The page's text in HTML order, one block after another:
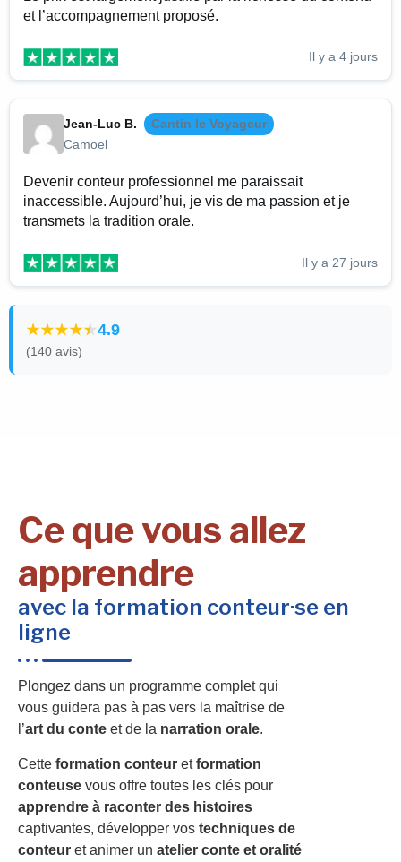
et l’accompagnement proposé.
Il y a 4 jours
Jean-Luc B.
Cantin le Voyageur
Camoel
Devenir conteur professionnel me paraissait
inaccessible. Aujourd’hui, je vis de ma passion et je
transmets la tradition orale.
Il y a 27 jours
4.9
(140 avis)
Ce que vous allez
apprendre
avec la formation conteur·se en
ligne
Plongez dans un programme complet qui
vous guidera pas à pas vers la maîtrise de
l’art du conte et de la narration orale.
Cette formation conteur etformation
conteuse vous offre toutes les clés pour
apprendre à raconter des histoires
captivantes, développer vos techniques de
conteur et animer un atelier conte et oralité